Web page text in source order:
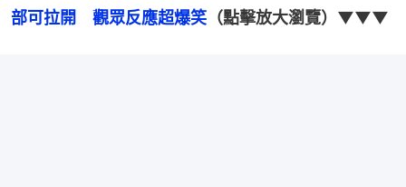
部可拉開　觀眾反應超爆笑 （點擊放大瀏覽）▼▼▼